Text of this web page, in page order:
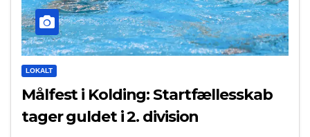
LOKALT
Målfest i Kolding: Startfællesskab
tager guldet i 2. division